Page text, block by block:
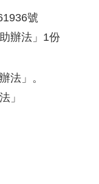
號
辦法」1份
法」。
」